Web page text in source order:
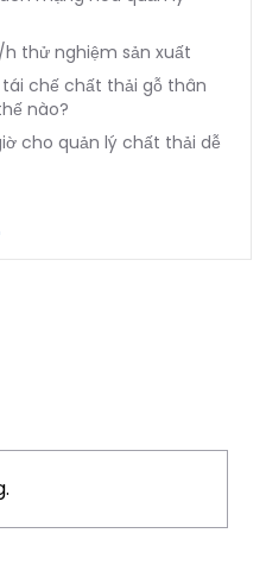
thử nghiệm sản xuất
chế chất thải gỗ thân
nào?
cho quản lý chất thải dễ